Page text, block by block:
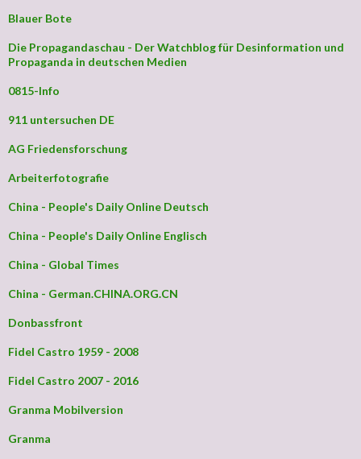
Blauer Bote
Die Propagandaschau - Der Watchblog für Desinformation und
Propaganda in deutschen Medien
0815-Info
911 untersuchen DE
AG Friedensforschung
Arbeiterfotografie
China - People's Daily Online Deutsch
China - People's Daily Online Englisch
China - Global Times
China - German.CHINA.ORG.CN
Donbassfront
Fidel Castro 1959 - 2008
Fidel Castro 2007 - 2016
Granma Mobilversion
Granma